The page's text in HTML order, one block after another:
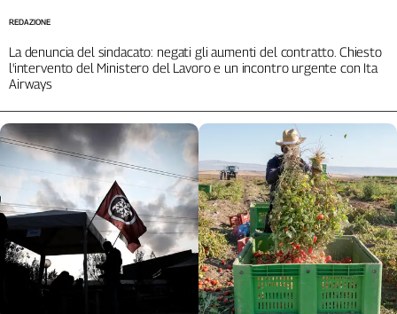
Sardegna
Sicilia
Toscana
Trentino
Valle
D'Aosta
Veneto
Archivio
Storico
1955-
2014
La denuncia del sindacato: negati gli aumenti del contratto. Chiesto
l'intervento del Ministero del Lavoro e un incontro urgente con Ita
Airways
REDAZIONE